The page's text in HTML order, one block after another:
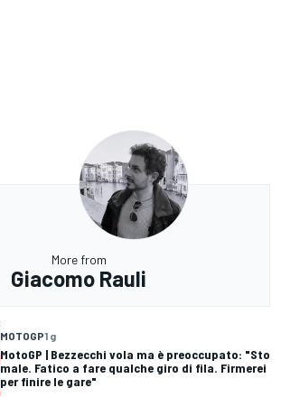
More from
Giacomo Rauli
MOTOGP1 g
MotoGP | Bezzecchi vola ma è preoccupato: "Sto
male. Fatico a fare qualche giro di fila. Firmerei
per finire le gare"